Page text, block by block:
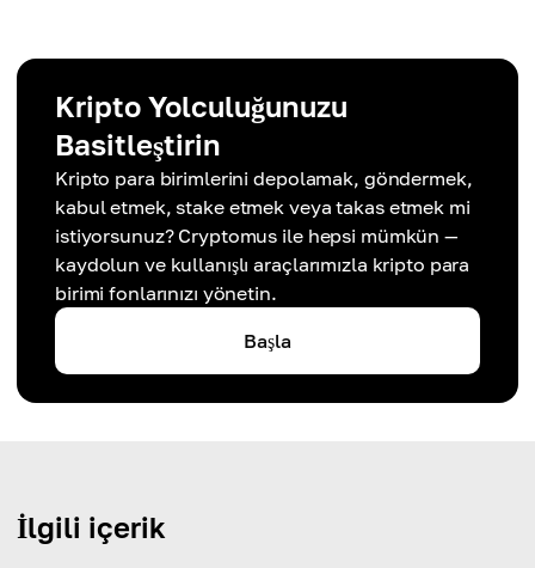
Kripto Yolculuğunuzu
Basitleştirin
Kripto para birimlerini depolamak, göndermek,
kabul etmek, stake etmek veya takas etmek mi
istiyorsunuz? Cryptomus ile hepsi mümkün —
kaydolun ve kullanışlı araçlarımızla kripto para
birimi fonlarınızı yönetin.
Başla
İlgili içerik